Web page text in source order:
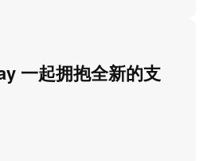
一起拥抱全新的支